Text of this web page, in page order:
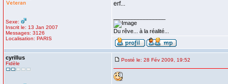
Sexe:
Inscrit le: 13 Jan 2007
Messages: 3126
Localisation: PARIS
erf...
Du rêve... à la réalité...
cyrillus
Fidèle
Posté le: 28 Fév 2009, 19:52